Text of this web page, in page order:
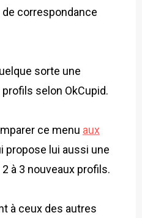
correspondance
sorte une
selon OkCupid.
ce menu aux
propose lui aussi une
à 3 nouveaux profils.
à ceux des autres